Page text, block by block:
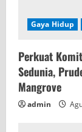
Gaya Hidup
Perkuat
Sedunia,
Mangrove
admin